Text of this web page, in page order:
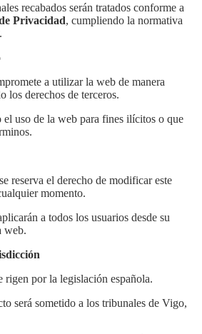
recabados serán tratados conforme a
Privacidad, cumpliendo la normativa
a utilizar la web de manera
los derechos de terceros.
uso de la web para fines ilícitos o que
reserva el derecho de modificar este
momento.
a todos los usuarios desde su
web.
rigen por la legislación española.
será sometido a los tribunales de Vigo,